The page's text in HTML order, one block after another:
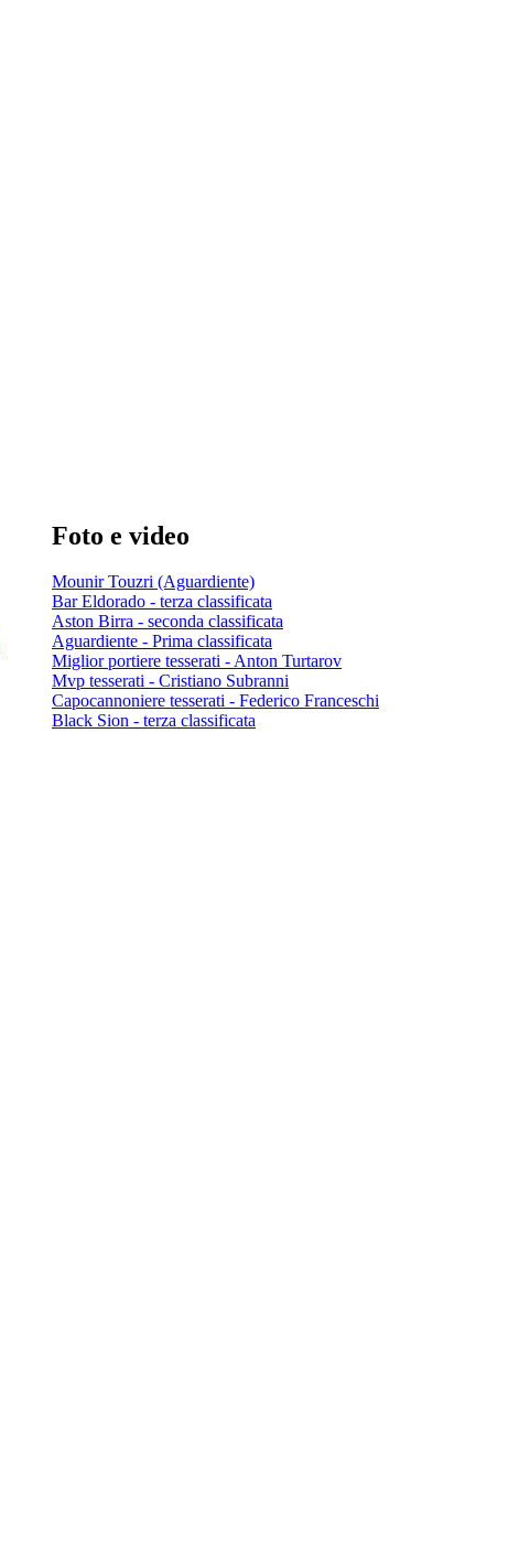
Foto e video
Mounir Touzri (Aguardiente)
Bar Eldorado - terza classificata
Aston Birra - seconda classificata
Aguardiente - Prima classificata
Miglior portiere tesserati - Anton Turtarov
Mvp tesserati - Cristiano Subranni
Capocannoniere tesserati - Federico Franceschi
Black Sion - terza classificata